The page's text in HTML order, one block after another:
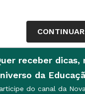
receber
da
do canal da